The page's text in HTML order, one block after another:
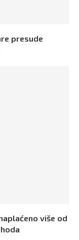
presude
više od